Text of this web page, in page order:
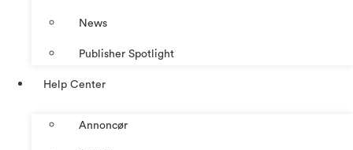
News
Publisher Spotlight
Help Center
Annoncør